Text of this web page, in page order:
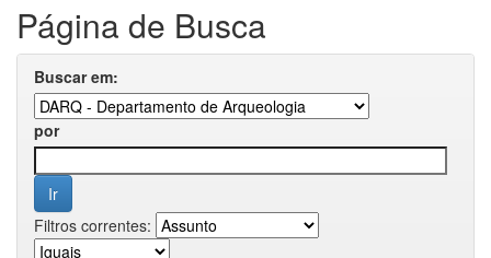
Página de Busca
Buscar em:
por
Filtros correntes: